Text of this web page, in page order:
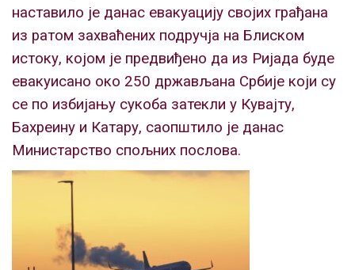
наставило је данас евакуацију својих грађана
из ратом захваћених подручја на Блиском
истоку, којом је предвиђено да из Ријада буде
евакуисано око 250 држављана Србије који су
се по избијању сукоба затекли у Кувајту,
Бахреину и Катару, саопштило је данас
Министарство спољних послова.